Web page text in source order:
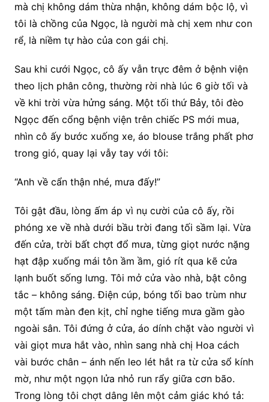
mà chị không dám thừa nhận, không dám bộc lộ, vì
tôi là chồng của Ngọc, là người mà chị xem như con
rể, là niềm tự hào của con gái chị.
Sau khi cưới Ngọc, cô ấy vẫn trực đêm ở bệnh viện
theo lịch phân công, thường rời nhà lúc 6 giờ tối và
về khi trời vừa hửng sáng. Một tối thứ Bảy, tôi đèo
Ngọc đến cổng bệnh viện trên chiếc PS mới mua,
nhìn cô ấy bước xuống xe, áo blouse trắng phất phơ
trong gió, quay lại vẫy tay với tôi:
“Anh về cẩn thận nhé, mưa đấy!”
Tôi gật đầu, lòng ấm áp vì nụ cười của cô ấy, rồi
phóng xe về nhà dưới bầu trời đang tối sầm lại. Vừa
đến cửa, trời bất chợt đổ mưa, từng giọt nước nặng
hạt đập xuống mái tôn ầm ầm, gió rít qua kẽ cửa
lạnh buốt sống lưng. Tôi mở cửa vào nhà, bật công
tắc – không sáng. Điện cúp, bóng tối bao trùm như
một tấm màn đen kịt, chỉ nghe tiếng mưa gầm gào
ngoài sân. Tôi đứng ở cửa, áo dính chặt vào người vì
vài giọt mưa hắt vào, nhìn sang nhà chị Hoa cách
vài bước chân – ánh nến leo lét hắt ra từ cửa sổ kính
mờ, như một ngọn lửa nhỏ run rẩy giữa cơn bão.
Trong lòng tôi chợt dâng lên một cảm giác khó tả: